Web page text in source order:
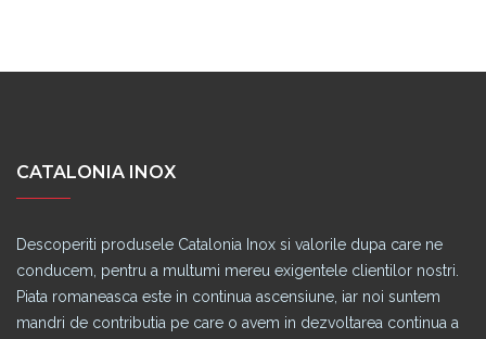
CATALONIA INOX
Descoperiti produsele Catalonia Inox si valorile dupa care ne
conducem, pentru a multumi mereu exigentele clientilor nostri.
Piata romaneasca este in continua ascensiune, iar noi suntem
mandri de contributia pe care o avem in dezvoltarea continua a